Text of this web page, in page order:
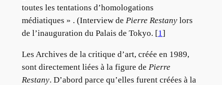
toutes les tentations d’homologations
médiatiques » . (Interview de Pierre Restanylors
de l’inauguration du Palais de Tokyo. [1]
Les Archives de la critique d’art, créée en 1989,
sont directement liées à la figure de Pierre
Restany. D’abord parce qu’elles furent créées à la